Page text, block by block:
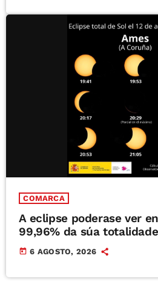
COMARCA
A eclipse poderase ver
99,96% da súa totalidade
today 6 AGOSTO, 2026